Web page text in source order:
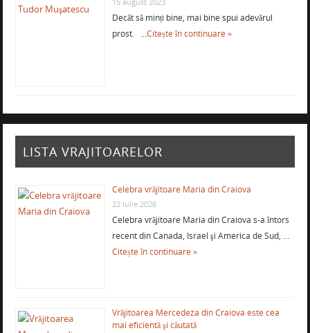
Decât să minți bine, mai bine spui adevărul
prost. …Citește în continuare »
LISTA VRAJITOARELOR
Celebra vrăjitoare Maria din Craiova
22 iulie 2026
Celebra vrăjitoare Maria din Craiova s-a întors
recent din Canada, Israel şi America de Sud, …
Citește în continuare »
Vrăjitoarea Mercedeza din Craiova este cea
mai eficientă şi căutată